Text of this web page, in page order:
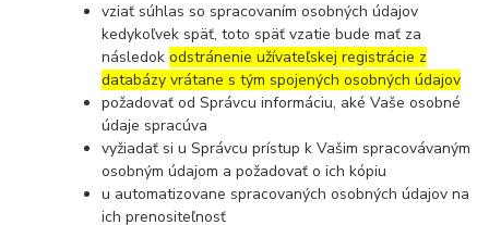
vziať súhlas so spracovaním osobných údajov
kedykoľvek späť, toto späť vzatie bude mať za
následokodstránenie užívateľskej registrácie z
databázy vrátane s tým spojených osobných údajov
požadovať od Správcu informáciu, aké Vaše osobné
údaje spracúva
vyžiadať si u Správcu prístup k Vašim spracovávaným
osobným údajom a požadovať o ich kópiu
u automatizovane spracovaných osobných údajov na
ich prenositeľnosť